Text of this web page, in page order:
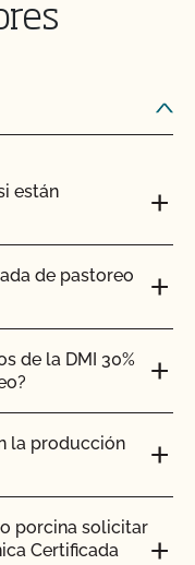
deben
los productos
de auditoría
los inspectores
una pista de
cómo
un diagrama
Enseñe al
esto
orgánicos
están
de pastoreo
de la DMI 30%
la producción
porcina solicitar
Certificada